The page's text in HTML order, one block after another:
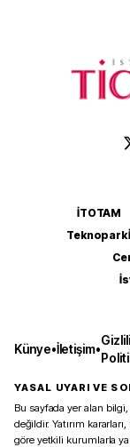
İTOTAM
Teknopark
Künye•İletişim•
YASAL UYARI VE
Bu sayfada yer alan bilgi,
değildir. Yatırım
göre yetkili kurumlarla